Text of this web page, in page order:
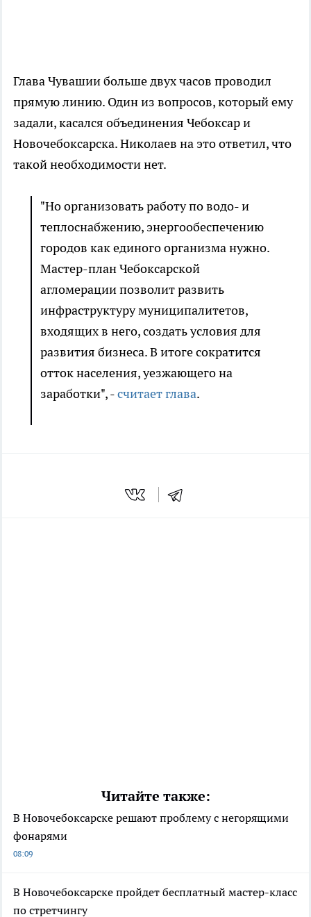
Глава Чувашии больше двух часов проводил
прямую линию. Один из вопросов, который ему
задали, касался объединения Чебоксар и
Новочебоксарска. Николаев на это ответил, что
такой необходимости нет.
"Но организовать работу по водо- и
теплоснабжению, энергообеспечению
городов как единого организма нужно.
Мастер-план Чебоксарской
агломерации позволит развить
инфраструктуру муниципалитетов,
входящих в него, создать условия для
развития бизнеса. В итоге сократится
отток населения, уезжающего на
заработки", -считает глава.
Читайте также:
В Новочебоксарске решают проблему с негорящими
фонарями
08:09
В Новочебоксарске пройдет бесплатный мастер-класс
по стретчингу